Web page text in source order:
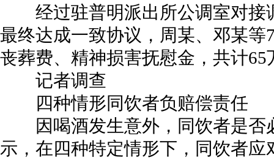
经过驻普明派出所公调室对接
最终达成一致协议，周某、邓某
丧葬费、精神损害抚慰金，共计65
记者调查
四种情形同饮者负赔偿责任
因喝酒发生意外，同饮者是否
示，在四种特定情形下，同饮者